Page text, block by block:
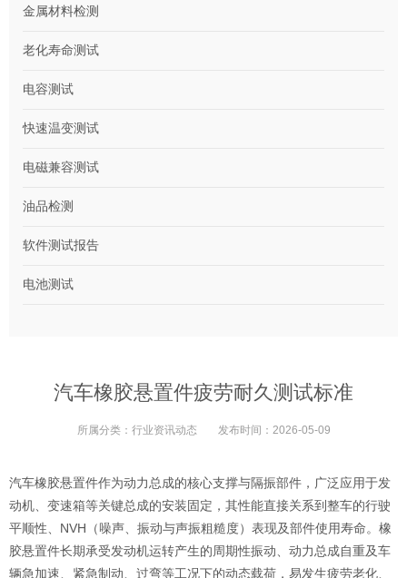
金属材料检测
老化寿命测试
电容测试
快速温变测试
电磁兼容测试
油品检测
软件测试报告
电池测试
汽车橡胶悬置件疲劳耐久测试标准
所属分类： 行业资讯动态 发布时间： 2026-05-09
汽车橡胶悬置件作为动力总成的核心支撑与隔振部件，广泛应用于发
动机、变速箱等关键总成的安装固定，其性能直接关系到整车的行驶
平顺性、NVH（噪声、振动与声振粗糙度）表现及部件使用寿命。橡
胶悬置件长期承受发动机运转产生的周期性振动、动力总成自重及车
辆急加速、紧急制动、过弯等工况下的动态载荷，易发生疲劳老化、